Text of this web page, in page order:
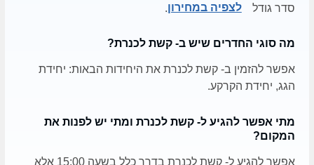
סדר גודל
לצפיה במחירון.
מה סוגי החדרים שיש ב- קשת לכנרת?
אפשר להזמין ב- קשת לכנרת את היחידות הבאות: יחידת
הגג, יחידת הקרקע.
מתי אפשר להגיע ל- קשת לכנרת ומתי יש לפנות את
המקום?
אפשר להגיע ל- קשת לכנרת בדרך כלל בשעה 15:00 אלא